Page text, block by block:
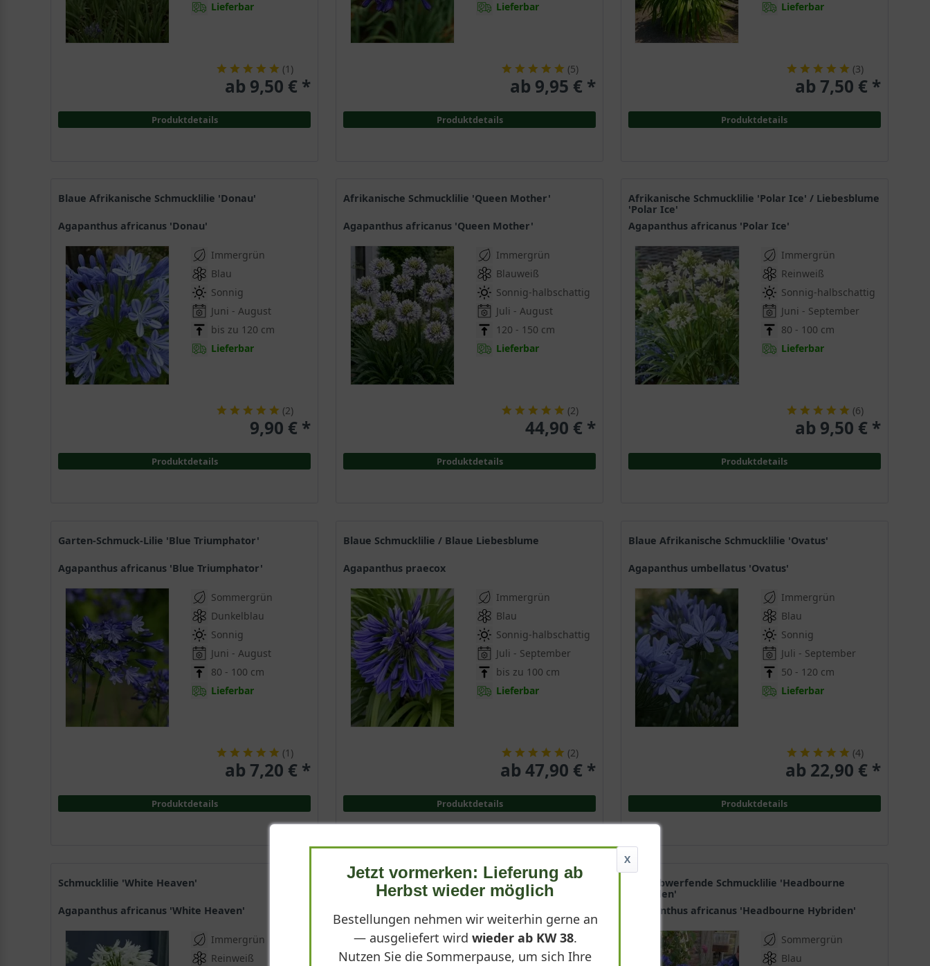
Lieferbar
(3)
ab 7,50 € *
Produktdetails
Lieferbar
(5)
ab 9,95 € *
Produktdetails
Lieferbar
(1 )
ab 9,50 € *
Produktdetails
Afrikanische Schmucklilie 'Polar Ice' / Liebesblume
'Polar Ice'
Agapanthus africanus 'Polar Ice'
Immergrün
Reinweiß
Sonnig-halbschattig
Juni - September
80 - 100 cm
Lieferbar
(6)
ab 9,50 € *
Produktdetails
Afrikanische Schmucklilie 'Queen Mother'
Agapanthus africanus 'Queen Mother'
Immergrün
Blauweiß
Sonnig-halbschattig
Juli - August
120 - 150 cm
Lieferbar
(2)
44,90 € *
Produktdetails
Blaue Afrikanische Schmucklilie 'Donau'
Agapanthus africanus 'Donau'
Immergrün
Blau
Sonnig
Juni - August
bis zu 120 cm
Lieferbar
(2)
9,90 € *
Produktdetails
Blaue Afrikanische Schmucklilie 'Ovatus'
Agapanthus umbellatus 'Ovatus'
Immergrün
Blau
Sonnig
Juli - September
50 - 120 cm
Lieferbar
(4)
ab 22,90 € *
Produktdetails
Blaue Schmucklilie / Blaue Liebesblume
Agapanthus praecox
Immergrün
Blau
Sonnig-halbschattig
Juli - September
bis zu 100 cm
Lieferbar
(2)
ab 47,90 € *
Produktdetails
Garten-Schmuck-Lilie 'Blue Triumphator'
Agapanthus africanus 'Blue Triumphator'
Sommergrün
Dunkelblau
Sonnig
Juni - August
80 - 100 cm
Lieferbar
(1 )
ab 7,20 € *
Produktdetails
Hybriden'
Agapanthus africanus 'Headbourne Hybriden'
Sommergrün
Blau
Schmucklilie 'Albus'
Immergrün
Weiß
Schmucklilie 'White Heaven'
Agapanthus africanus 'White Heaven'
Immergrün
Reinweiß
X
Jetzt vormerken: Lieferung ab
Herbst wieder möglich
Bestellungen nehmen wir weiterhin gerne an
— ausgeliefert wird wieder ab KW 38.
Nutzen Sie die Sommerpause, um sich Ihre